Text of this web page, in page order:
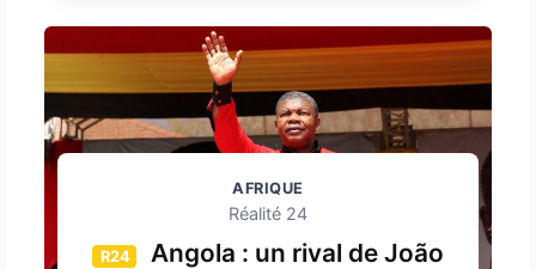
AFRIQUE
Réalité 24
R24
Angola : un rival de João